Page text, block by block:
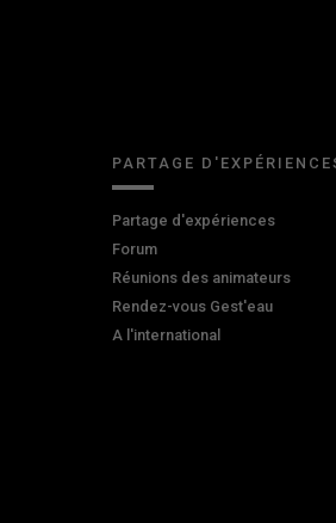
PARTAGE
Partage d'expériences
Forum
Réunions des animateurs
Rendez-vous Gest'eau
A l'international